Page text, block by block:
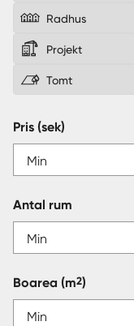
Radhus
Projekt
Tomt
Pris (sek)
Antal rum
Boarea (m2)